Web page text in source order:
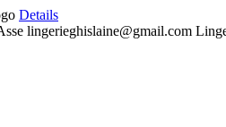
Details
lingerieghislaine@gmail.com